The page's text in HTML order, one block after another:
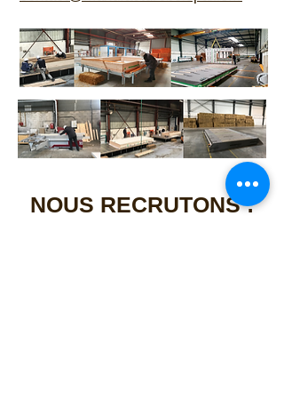
NOUS RECRUTONS :